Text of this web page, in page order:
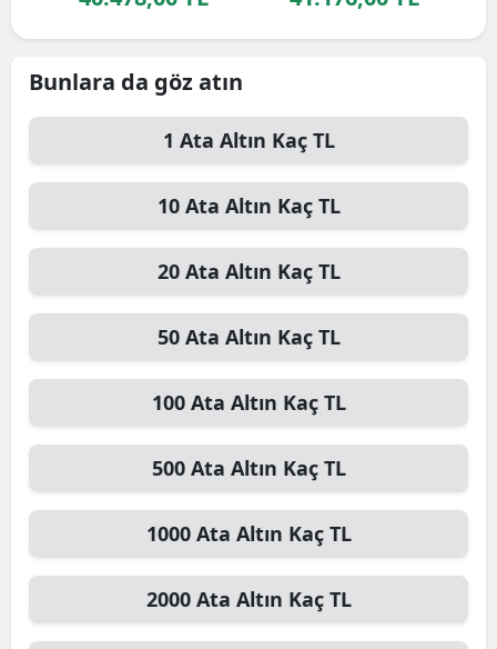
Bunlara da göz atın
1 Ata Altın Kaç TL
10 Ata Altın Kaç TL
20 Ata Altın Kaç TL
50 Ata Altın Kaç TL
100 Ata Altın Kaç TL
500 Ata Altın Kaç TL
1000 Ata Altın Kaç TL
2000 Ata Altın Kaç TL